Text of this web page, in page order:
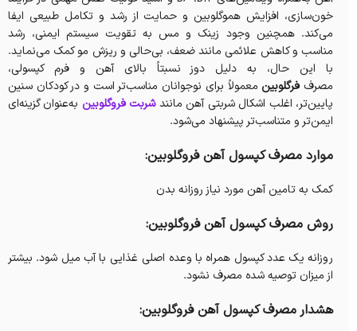
خون‌سازی، افزایش هموگلوبین و حمایت از رشد و تکامل طبیعی ایفا
می‌کند. همچنین وجود زینک و مس به تقویت سیستم ایمنی، رشد
مناسب و کاهش علائمی مانند ضعف، بی‌حالی و ریزش مو کمک می‌نماید.
با این حال، به دلیل دوز نسبتاً بالای آهن و فرم کپسولی،
مصرففرگلوبین معمولاً برای نوجوانان مناسب‌تر است و در کودکان سنین
پایین‌تر، اغلب اشکال شربتی آهن مانندشربت فروگلوبین به‌عنوان گزینه‌ای
ایمن‌تر و متناسب‌تر پیشنهاد می‌شود.
موارد مصرف کپسول آهن فروگلوبین:
کمک به تامین آهن مورد نیاز روزانه بدن
روش مصرف کپسول آهن فروگلوبین:
روزانه یک عدد کپسول همراه با وعده اصلی غذایی با آب میل شود. بیشتر
از میزان توصیه شده مصرف نشود.
هشدار مصرف کپسول آهن فروگلوبین: